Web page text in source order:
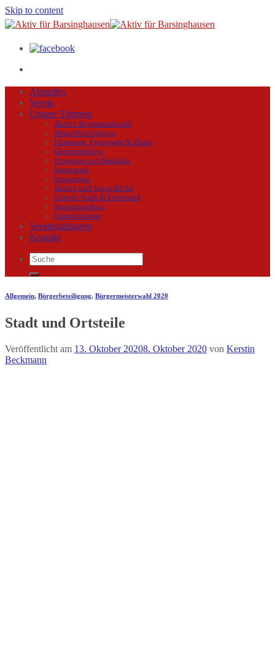
Skip to content
Aktuelles
Verein
Unsere Themen
Aktive Kommunalwahl
Bürgerbeteiligung
Ehrenamt, Feuerwehr & Bäder
Gleichstellung
Finanzen und Haushalt
Innenstadt
Integration
Kinder und Jugendliche
Soziale Stadt & Friedwald
Strassenausbau
Umweltschutz
Veranstaltungen
Kontakt
Allgemein, Bürgerbeteiligung, Bürgermeisterwahl 2020
Stadt und Ortsteile
Veröffentlicht am 13. Oktober 20208. Oktober 2020 von Kerstin
Beckmann